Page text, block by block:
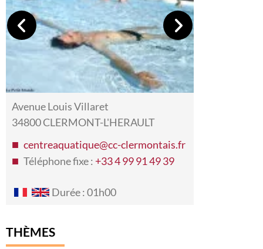
Avenue Louis Villaret
34800 CLERMONT-L'HERAULT
centreaquatique@cc-clermontais.fr
Téléphone fixe : +33 4 99 91 49 39
Durée : 01h00
THÈMES